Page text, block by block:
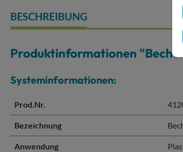
BESCHREIBUNG
Produktinformationen
Systeminformationen:
Prod.Nr.
Bezeichnung
Anwendung